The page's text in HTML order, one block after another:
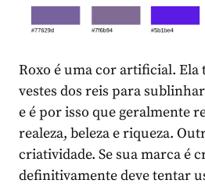
Roxo é uma cor artificial. Ela
vestes dos reis para
e é por isso que geralmente
realeza, beleza e riqueza.
criatividade. Se sua marca é
definitivamente deve tentar